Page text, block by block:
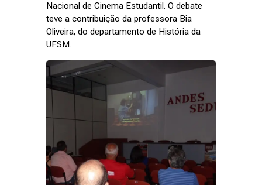
Nacional de Cinema Estudantil. O debate
teve a contribuição da professora Bia
Oliveira, do departamento de História da
UFSM.